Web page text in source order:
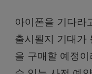
아이폰을 기다라
출시될지 기대가
을 구매할 예정